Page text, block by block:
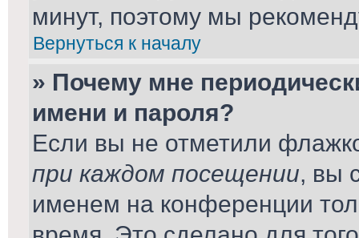
минут, поэтому мы
Вернуться к началу
» Почему мне
имени и пароля?
Если вы не отметили
при каждом посещении, вы
именем на конференции